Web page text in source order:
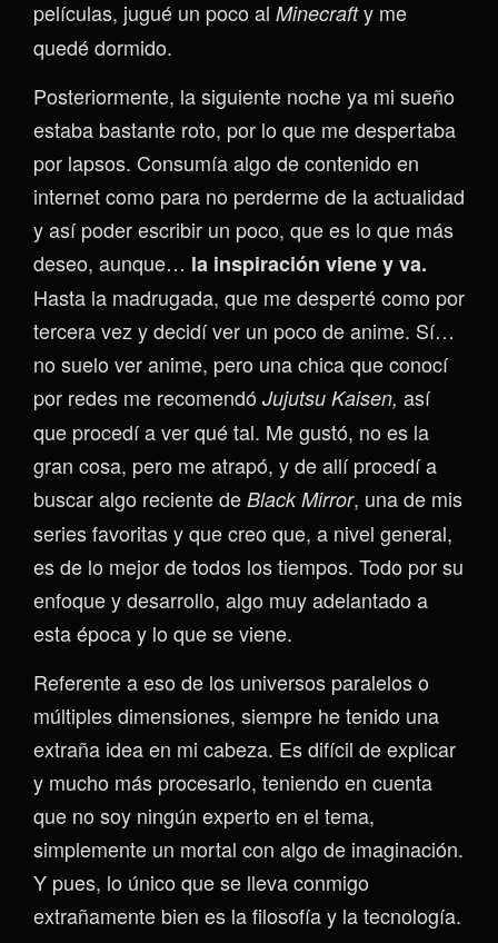
películas, jugué un poco al Minecrafty me
quedé dormido.
Posteriormente, la siguiente noche ya mi sueño
estaba bastante roto, por lo que me despertaba
por lapsos. Consumía algo de contenido en
internet como para no perderme de la actualidad
y así poder escribir un poco, que es lo que más
deseo, aunque… la inspiración viene y va.
Hasta la madrugada, que me desperté como por
tercera vez y decidí ver un poco de anime. Sí…
no suelo ver anime, pero una chica que conocí
por redes me recomendó Jujutsu Kaisen, así
que procedí a ver qué tal. Me gustó, no es la
gran cosa, pero me atrapó, y de allí procedí a
buscar algo reciente de Black Mirror, una de mis
series favoritas y que creo que, a nivel general,
es de lo mejor de todos los tiempos. Todo por su
enfoque y desarrollo, algo muy adelantado a
esta época y lo que se viene.
Referente a eso de los universos paralelos o
múltiples dimensiones, siempre he tenido una
extraña idea en mi cabeza. Es difícil de explicar
y mucho más procesarlo, teniendo en cuenta
que no soy ningún experto en el tema,
simplemente un mortal con algo de imaginación.
Y pues, lo único que se lleva conmigo
extrañamente bien es la filosofía y la tecnología.